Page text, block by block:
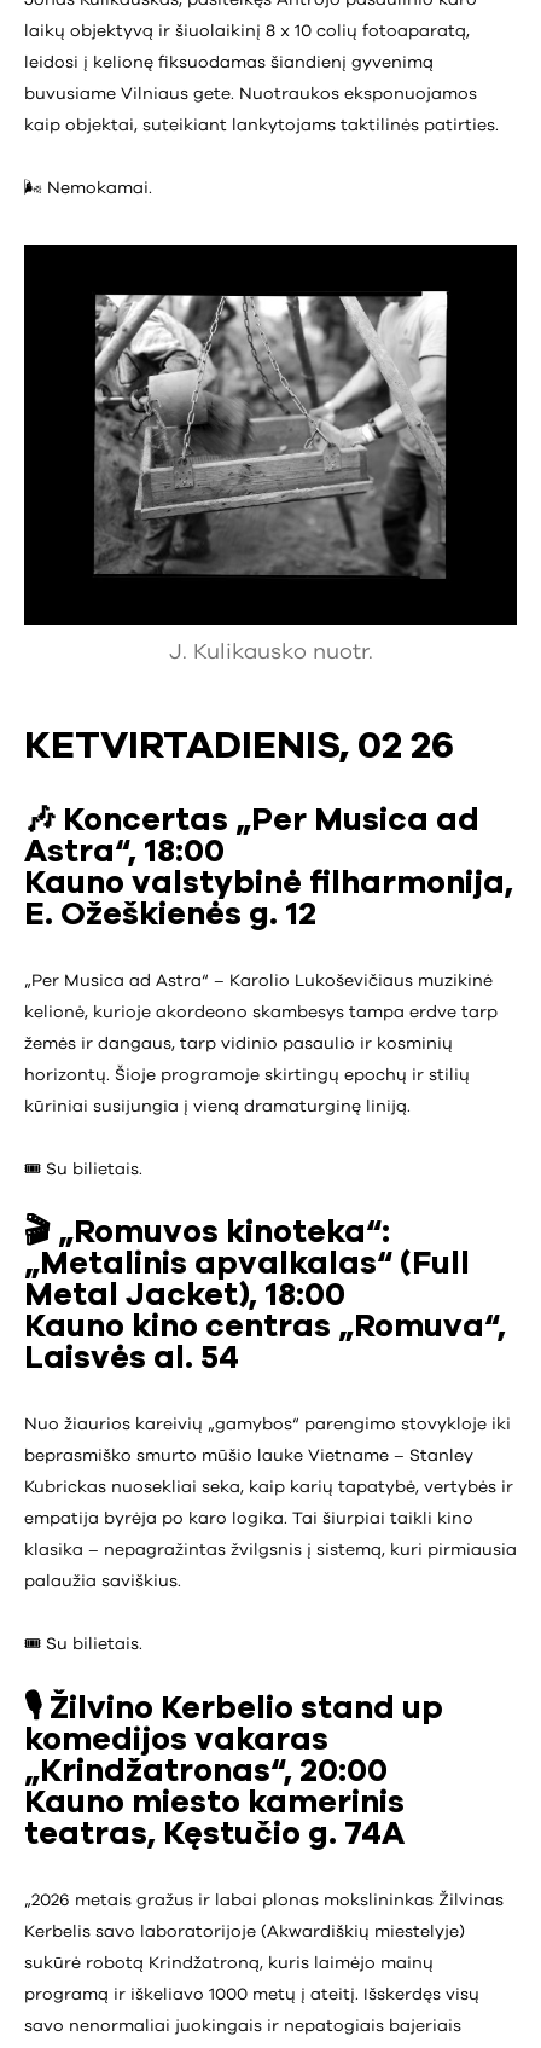
laikų objektyvą ir šiuolaikinį 8 x 10 colių fotoaparatą,
leidosi į kelionę fiksuodamas šiandienį gyvenimą
buvusiame Vilniaus gete. Nuotraukos eksponuojamos
kaip objektai, suteikiant lankytojams taktilinės patirties.
🌬️ Nemokamai.
J. Kulikausko nuotr.
KETVIRTADIENIS, 02 26
🎶 Koncertas „Per Musica ad
Astra“, 18:00
Kauno valstybinė filharmonija,
E. Ožeškienės g. 12
„Per Musica ad Astra“ – Karolio Lukoševičiaus muzikinė
kelionė, kurioje akordeono skambesys tampa erdve tarp
žemės ir dangaus, tarp vidinio pasaulio ir kosminių
horizontų. Šioje programoje skirtingų epochų ir stilių
kūriniai susijungia į vieną dramaturginę liniją.
🎟️ Su bilietais.
🎬 „Romuvos kinoteka“:
„Metalinis apvalkalas“ (Full
Metal Jacket), 18:00
Kauno kino centras „Romuva“,
Laisvės al. 54
Nuo žiaurios kareivių „gamybos“ parengimo stovykloje iki
beprasmiško smurto mūšio lauke Vietname – Stanley
Kubrickas nuosekliai seka, kaip karių tapatybė, vertybės ir
empatija byrėja po karo logika. Tai šiurpiai taikli kino
klasika – nepagražintas žvilgsnis į sistemą, kuri pirmiausia
palaužia saviškius.
🎟️ Su bilietais.
🎙️ Žilvino Kerbelio stand up
komedijos vakaras
„Krindžatronas“, 20:00
Kauno miesto kamerinis
teatras, Kęstučio g. 74A
„2026 metais gražus ir labai plonas mokslininkas Žilvinas
Kerbelis savo laboratorijoje (Akwardiškių miestelyje)
sukūrė robotą Krindžatroną, kuris laimėjo mainų
programą ir iškeliavo 1000 metų į ateitį. Išskerdęs visų
savo nenormaliai juokingais ir nepatogiais bajeriais